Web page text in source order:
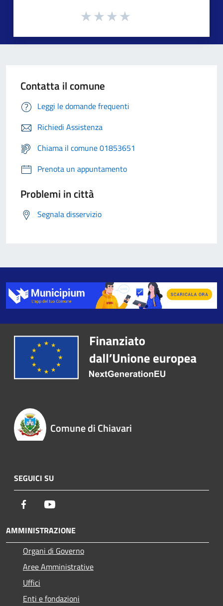
Contatta il comune
Leggi le domande frequenti
Richiedi Assistenza
Chiama il comune 01853651
Prenota un appuntamento
Problemi in città
Segnala disservizio
Comune di Chiavari
SEGUICI SU
Facebook
AMMINISTRAZIONE
Organi di Governo
Aree Amministrative
Uffici
Enti e fondazioni